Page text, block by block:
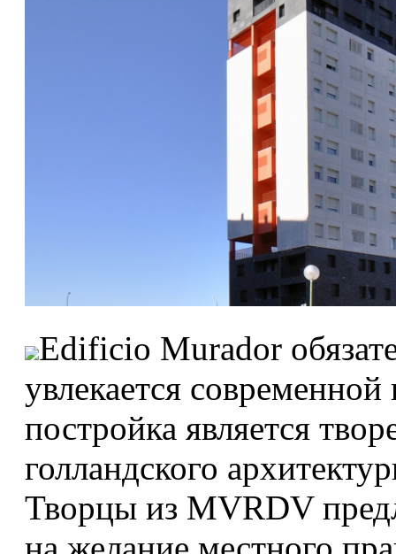
Edificio Murador
увлекается
постройка является
голландского
Творцы из MVRDV